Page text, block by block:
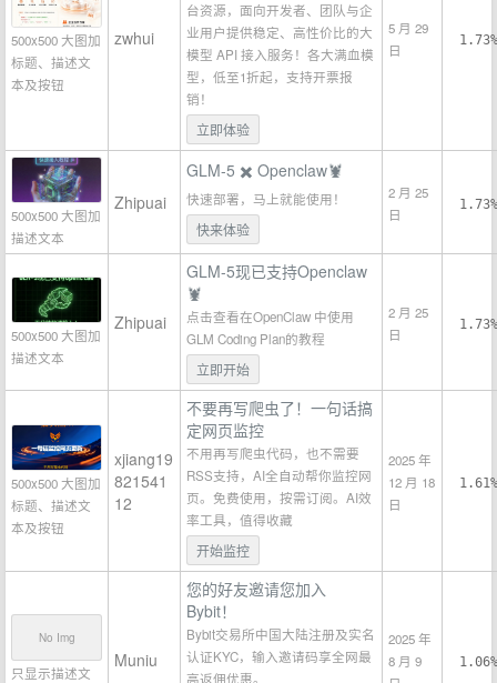
500x500 大图加
标题、描述文
本及按钮
zwhui
台资源，面向开发者、团队与企
业用户提供稳定、高性价比的大
模型 API 接入服务！各大满血模
型，低至1折起，支持开票报
销！
立即体验
5 月 29
日
1.73%
500x500 大图加
描述文本
Zhipuai
GLM-5 ✖️ Openclaw🦞
快速部署，马上就能使用！
快来体验
2 月 25
日
1.73%
500x500 大图加
描述文本
Zhipuai
GLM-5现已支持Openclaw
🦞
点击查看在OpenClaw 中使用
GLM Coding Plan的教程
立即开始
2 月 25
日
1.73%
500x500 大图加
标题、描述文
本及按钮
xjiang19
821541
12
不要再写爬虫了！一句话搞
定网页监控
不用再写爬虫代码，也不需要
RSS支持，AI全自动帮你监控网
页。免费使用，按需订阅。AI效
率工具，值得收藏
开始监控
2025 年
12 月 18
日
1.61%
No Img
只显示描述文
Muniu
您的好友邀请您加入
Bybit！
Bybit交易所中国大陆注册及实名
认证KYC，输入邀请码享全网最
高返佣优惠。
2025 年
8 月 9
1.06%